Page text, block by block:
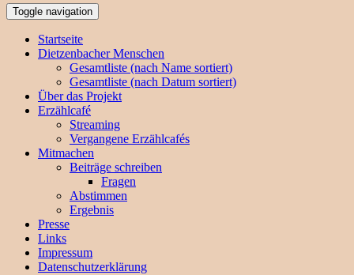
Toggle navigation
Startseite
Dietzenbacher Menschen
Gesamtliste (nach Name sortiert)
Gesamtliste (nach Datum sortiert)
Über das Projekt
Erzählcafé
Streaming
Vergangene Erzählcafés
Mitmachen
Beiträge schreiben
Fragen
Abstimmen
Ergebnis
Presse
Links
Impressum
Datenschutzerklärung